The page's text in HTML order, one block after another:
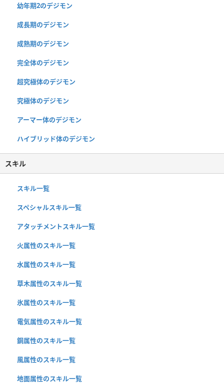
幼年期2のデジモン
成長期のデジモン
成熟期のデジモン
完全体のデジモン
超究極体のデジモン
究極体のデジモン
アーマー体のデジモン
ハイブリッド体のデジモン
スキル
スキル一覧
スペシャルスキル一覧
アタッチメントスキル一覧
火属性のスキル一覧
水属性のスキル一覧
草木属性のスキル一覧
氷属性のスキル一覧
電気属性のスキル一覧
鋼属性のスキル一覧
風属性のスキル一覧
地面属性のスキル一覧